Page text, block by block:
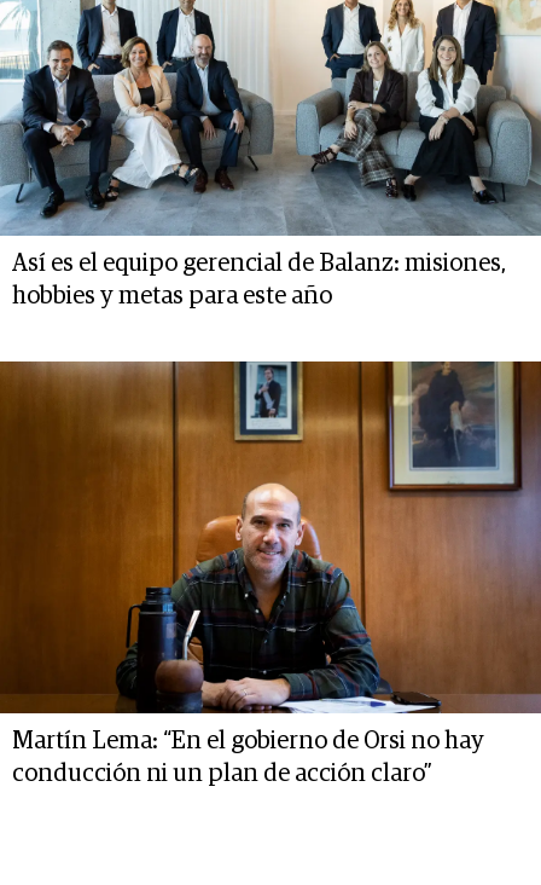
Así es el equipo gerencial de Balanz: misiones,
hobbies y metas para este año
Martín Lema: “En el gobierno de Orsi no hay
conducción ni un plan de acción claro”